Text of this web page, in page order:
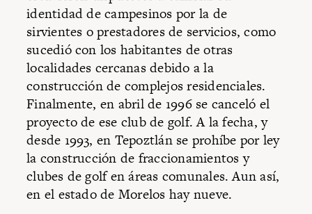
identidad de campesinos por la de
sirvientes o prestadores de servicios, como
sucedió con los habitantes de otras
localidades cercanas debido a la
construcción de complejos residenciales.
Finalmente, en abril de 1996 se canceló el
proyecto de ese club de golf. A la fecha, y
desde 1993, en Tepoztlán se prohíbe por ley
la construcción de fraccionamientos y
clubes de golf en áreas comunales. Aun así,
en el estado de Morelos hay nueve.